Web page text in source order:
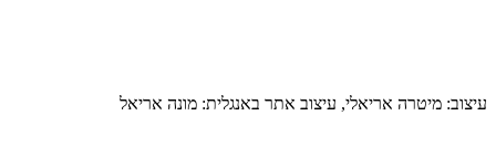
עיצוב: מיטרה אריאלי, עיצוב אתר באנגלית: מונה אריאל